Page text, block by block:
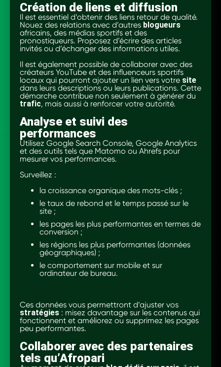
Création de liens et diffusion
Il est essentiel d’obtenir des liens retour de qualité.
Nouez des relations avec d’autres blogueurs
africains, des médias sportifs et des
pronostiqueurs. Proposez d’écrire des articles
invités ou d’échanger des informations utiles.
Il est également possible de collaborer avec des
créateurs YouTube et des influenceurs sportifs
locaux qui pourront ajouter un lien vers votre site
dans leurs descriptions ou leurs publications. Cette
démarche contribue non seulement à générer du
trafic, mais aussi à renforcer votre autorité.
Analyse et suivi des
performances
Utilisez Google Search Console, Google Analytics
et des outils tels que Matomo ou Ahrefs pour
mesurer vos performances.
Surveillez :
la croissance organique des mots-clés ;
le taux de rebond et le temps passé sur le
site ;
les pages les plus performantes en termes de
conversion ;
les régions les plus performantes (données
géographiques) ;
le comportement sur mobile et sur
ordinateur de bureau.
Ces données vous permettront d’ajuster vos
stratégies : misez davantage sur les contenus qui
fonctionnent et améliorez ou supprimez les pages
peu performantes.
Collaborer avec des partenaires
tels qu’Afropari